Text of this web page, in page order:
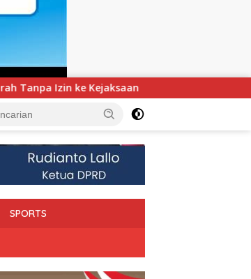
UNIMEN Tambah Delapan Program Studi Baru,
SPORTS